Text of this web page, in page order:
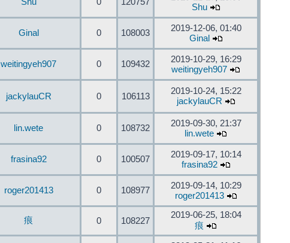
Shu
Ginal 0 108003
2019-12-06, 01:40
Ginal
weitingyeh907 0 109432
2019-10-29, 16:29
weitingyeh907
jackylauCR 0 106113
2019-10-24, 15:22
jackylauCR
lin.wete 0 108732
2019-09-30, 21:37
lin.wete
frasina92 0 100507
2019-09-17, 10:14
frasina92
roger201413 0 108977
2019-09-14, 10:29
roger201413
痕 0 108227
2019-06-25, 18:04
痕